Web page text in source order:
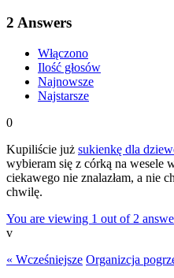
2 Answers
Włączono
Ilość głosów
Najnowsze
Najstarsze
0
Kupiliście już sukienkę dla
wybieram się z córką na wesele
ciekawego nie znalazłam, a nie
chwilę.
You are viewing 1 out of 2
v
« Wcześniejsze Organizcja